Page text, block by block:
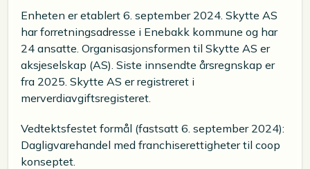
Enheten er etablert 6. september 2024. Skytte AS
har forretningsadresse i Enebakk kommune og har
24 ansatte. Organisasjonsformen til Skytte AS er
aksjeselskap (AS). Siste innsendte årsregnskap er
fra 2025. Skytte AS er registreret i
merverdiavgiftsregisteret.
Vedtektsfestet formål (fastsatt 6. september 2024):
Dagligvarehandel med franchiserettigheter til coop
konseptet.